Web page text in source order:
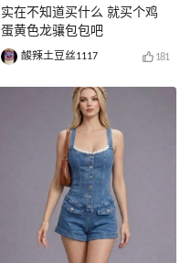
实在不知道买什么 就买个鸡
蛋黄色龙骧包包吧
酸辣土豆丝1117 181